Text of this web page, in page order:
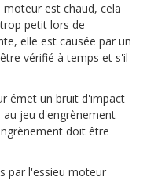
moteur est chaud, cela
petit lors de
elle est causée par un
vérifié à temps et s'il
émet un bruit d'impact
jeu d'engrènement
doit être
par l'essieu moteur